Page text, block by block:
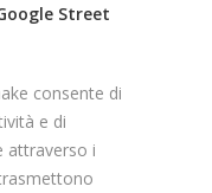
Street
consente di
e di
attraverso i